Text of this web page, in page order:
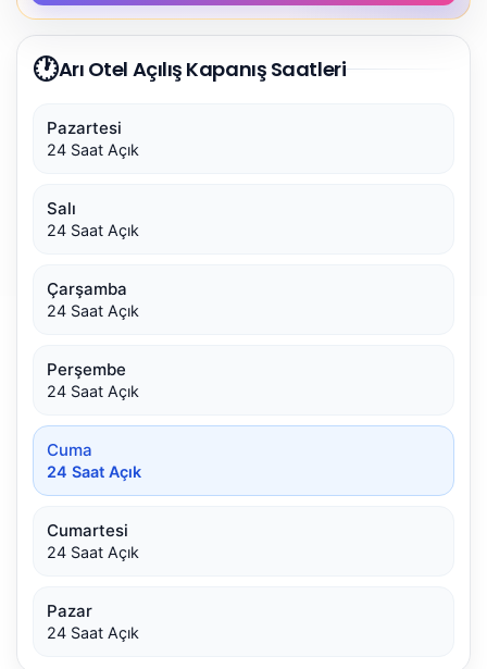
🕐Arı Otel Açılış Kapanış Saatleri
Pazartesi
24 Saat Açık
Salı
24 Saat Açık
Çarşamba
24 Saat Açık
Perşembe
24 Saat Açık
Cuma
24 Saat Açık
Cumartesi
24 Saat Açık
Pazar
24 Saat Açık